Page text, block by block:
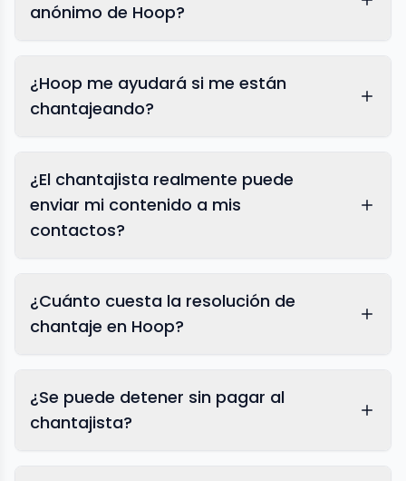
anónimo de Hoop?
¿Hoop me ayudará si me están
chantajeando?
¿El chantajista realmente puede
enviar mi contenido a mis
contactos?
¿Cuánto cuesta la resolución de
chantaje en Hoop?
¿Se puede detener sin pagar al
chantajista?